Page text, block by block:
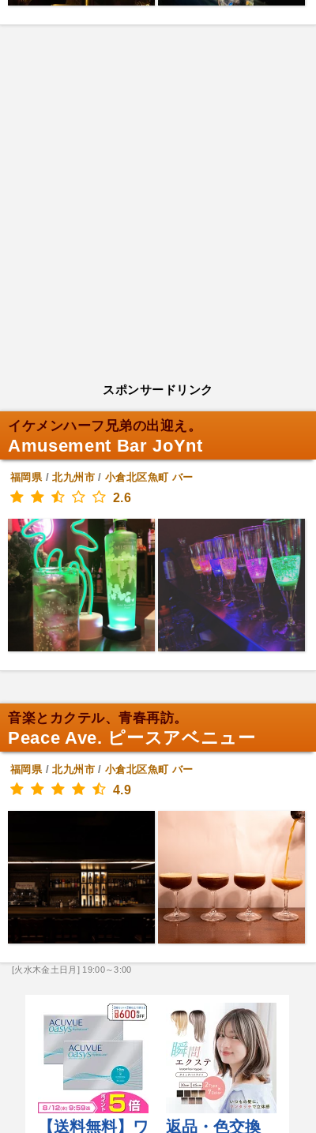
スポンサードリンク
イケメンハーフ兄弟の出迎え。
Amusement Bar JoYnt
福岡県/北九州市/小倉北区魚町 バー
2.6
音楽とカクテル、青春再訪。
Peace Ave. ピースアベニュー
福岡県/北九州市/小倉北区魚町 バー
4.9
[火水木金土日月] 19:00～3:00